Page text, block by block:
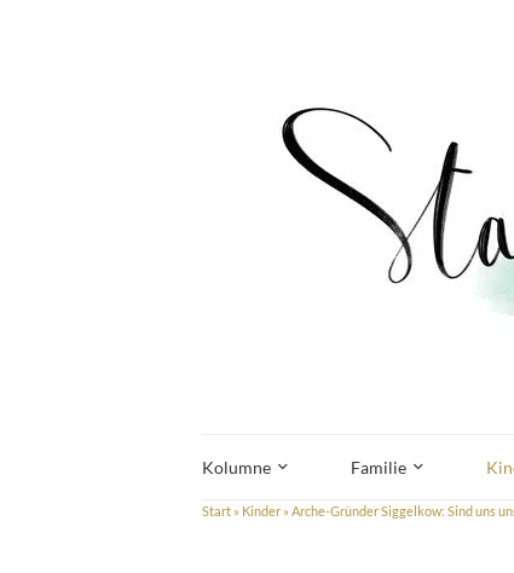
Kolumne Familie
Start » Kinder » Arche-Gründer Siggelkow: Sind uns